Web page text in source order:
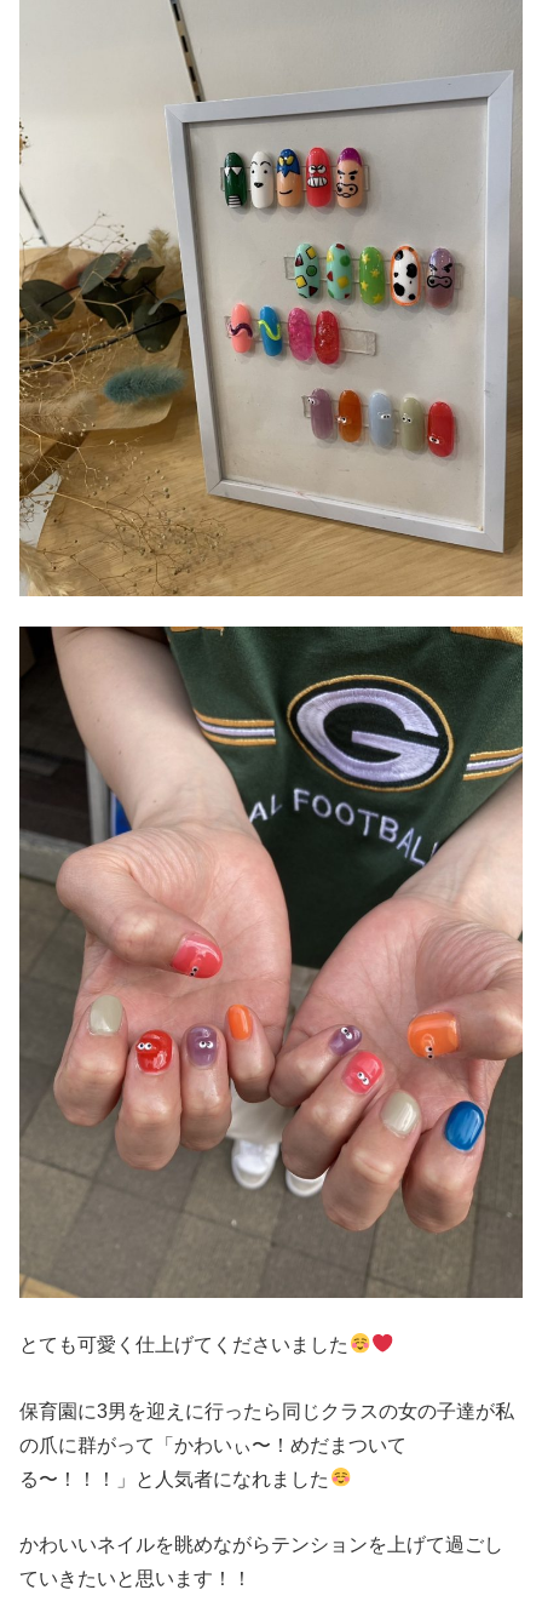
とても可愛く仕上げてくださいました
保育園に3男を迎えに行ったら同じクラスの女の子達が私
の爪に群がって「かわいぃ〜！めだまついて
る〜！！！」と人気者になれました
かわいいネイルを眺めながらテンションを上げて過ごし
ていきたいと思います！！